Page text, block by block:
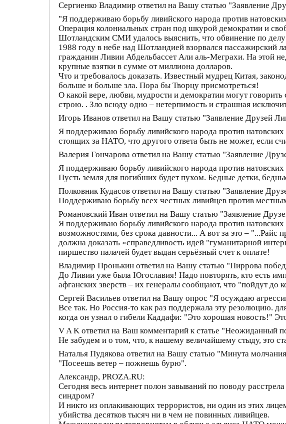
Сергиенко Владимир ответил на Вашу статью "Заявление
"Я поддерживаю борьбу ливийского народа против
Операция колониальных стран под шкурой демократии и
Шотландским СМИ удалось выяснить, что обвинение по
1988 году в небе над Шотландией взорвался
гражданин Ливии Абдельбассет Али аль-Меграхи. На этой
крупные взятки в сумме от миллиона долларов.
Что и требовалось доказать. Известный мудрец Китая,
больше и больше зла. Пора бы Творцу присмотреться!
О какой вере, любви, мудрости и демократии могут
строю. . Зло всюду одно – нетерпимость и страшная
Игорь Иванов ответил на Вашу статью "Заявление Друзей
Я поддерживаю борьбу ливийского народа против
стоящих за НАТО, что другого ответа быть не может, если
Валерия Гончарова ответил на Вашу статью "Заявление
Я поддерживаю борьбу ливийского народа против
Пусть земля для погибших будет пухом. Бедные детки,
Полковник Кудасов ответил на Вашу статью "Заявление
Поддерживаю борьбу всех честных ливийцев против
Романовский Иван ответил на Вашу статью "Заявление
Я поддерживаю борьбу ливийского народа против
возможностями, без срока давности... А вот за это –
должна доказать «справедливость идей "гуманитарной
пиршество палачей будет выдан серьёзный счет к оплате!
Владимир Пронькин ответил на Вашу статью "Пиррова
До Ливии уже была Югославия! Надо повторять, кто есть
афганских зверств – их генералы сообщают, что "пойдут до
Сергей Васильев ответил на Вашу опрос "Я осуждаю
Все так. Но Россия-то как раз поддержала эту резолюцию.
когда он узнал о гибели Каддафи: "Это хорошая новость!"
V A K ответил на Ваш комментарий к статье "Неожиданный
Не забудем и о том, что, к нашему величайшему стыду, это
Наталья Пудякова ответил на Вашу статью "Минута
"Посеешь ветер – пожнешь бурю".
Александр, PROZA.RU:
Сегодня весь интернет полон завываний по поводу
синдром?
И никто из оплакивающих террористов, ни один из этих
убийства десятков тысяч ни в чем не повинных ливийцев.